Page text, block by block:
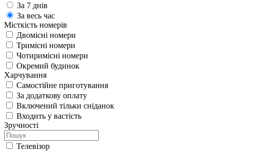
За 7 днів
За весь час
Місткість номерів
Двомісні номери
Тримісні номери
Чотиримісні номери
Окремий будинок
Харчування
Самостійне приготування
За додаткову оплату
Включений тільки сніданок
Входить у вастість
Зручності
Телевізор